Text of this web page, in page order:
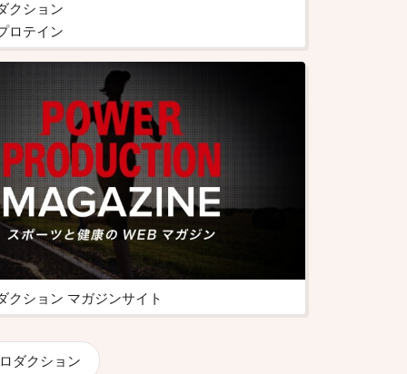
クション
ロテイン
クション マガジンサイト
ダクション